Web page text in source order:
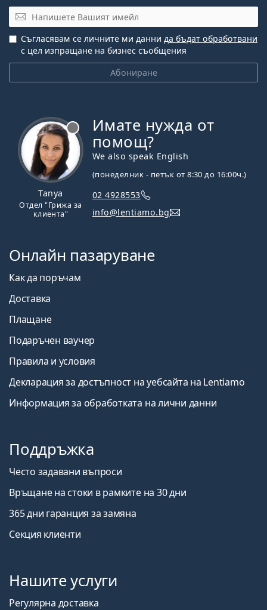
Имейл
Абониране
Съгласявам се личните ми данни да бъдат обработвани
с цел изпращане на бизнес съобщения
Tanya
Отдел "Грижа за
клиента"
Имате нужда от
помощ?
We also speak English
(понеделник - петък от 8:30 до 16:00ч.)
02 4928553
info@lentiamo.bg
Онлайн пазаруване
Как да поръчам
Доставка
Плащане
Подаръчен ваучер
Правила и условия
Декларация за достъпност на уебсайта на Lentiamo
Информация за обработката на лични данни
Поддръжка
Често задавани въпроси
Връщане на стоки в рамките на 30 дни
365 дни гаранция за замяна
Секция клиенти
Нашите услуги
Регулярна доставка